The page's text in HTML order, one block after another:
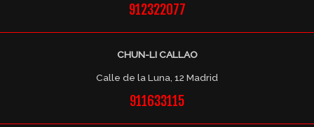
912322077
CHUN-LI CALLAO
Calle de la Luna, 12 Madrid
911633115